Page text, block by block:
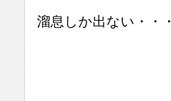
溜息しか出ない・・・